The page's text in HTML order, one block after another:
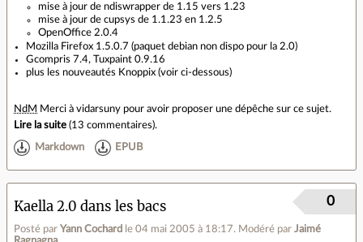
mise à jour de ndiswrapper de 1.15 vers 1.23
mise à jour de cupsys de 1.1.23 en 1.2.5
OpenOffice 2.0.4
Mozilla Firefox 1.5.0.7 (paquet debian non dispo pour la 2.0)
Gcompris 7.4, Tuxpaint 0.9.16
plus les nouveautés Knoppix (voir ci-dessous)
NdM Merci à vidarsuny pour avoir proposer une dépêche sur ce sujet.
Lire la suite (13 commentaires).
Markdown EPUB
Kaella 2.0 dans les bacs
Posté par Yann Cochard le 04 mai 2005 à 18:17. Modéré par Jaimé
0